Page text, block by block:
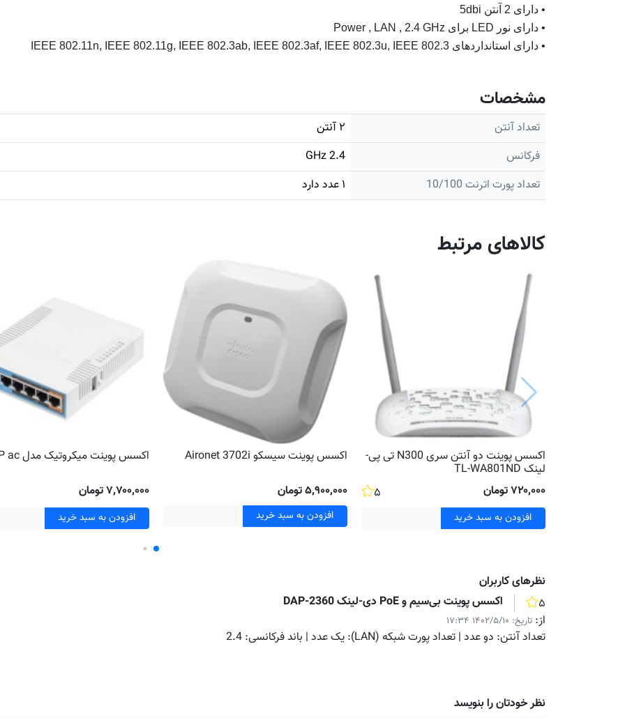
• دارای 2 آنتن 5dbi
• دارای نور LED برای Power , LAN , 2.4 GHz
• دارای استانداردهای IEEE 802.11n, IEEE 802.11g, IEEE 802.3ab, IEEE 802.3af, IEEE 802.3u, IEEE 802.3
مشخصات
تعداد آنتن
۲ آنتن
فرکانس
2.4 GHz
تعداد پورت اترنت 10/100
۱ عدد دارد
کالاهای مرتبط
اکسس پوینت دو آنتن سری N300 تی پی-
لینک TL-WA801ND
۵
۷۲۰٬۰۰۰ تومان
افزودن به سبد خرید
اکسس پوینت سیسکو Aironet 3702i
۵٬۹۰۰٬۰۰۰ تومان
افزودن به سبد خرید
اکسس پوینت میکروتیک مدل hAP ac
۷٬۷۰۰٬۰۰۰ تومان
افزودن به سبد خرید
نظر‌های کاربران
۵
اکسس پوینت بی‌سیم و PoE دی-لینک DAP-2360
از: تاریخ: ۱۴۰۲/۵/۱۰ ۱۷:۳۴
تعداد آنتن: دو عدد | تعداد پورت شبکه (LAN): یک عدد | باند فرکانسی: 2.4
نظر خودتان را بنویسد